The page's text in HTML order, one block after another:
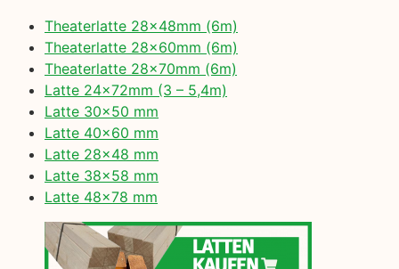
Theaterlatte 28x48mm (6m)
Theaterlatte 28x60mm (6m)
Theaterlatte 28x70mm (6m)
Latte 24x72mm (3 – 5,4m)
Latte 30×50 mm
Latte 40×60 mm
Latte 28×48 mm
Latte 38×58 mm
Latte 48×78 mm